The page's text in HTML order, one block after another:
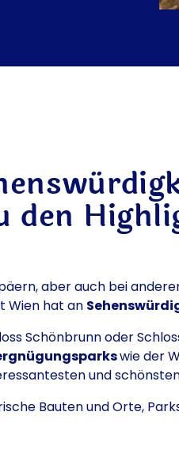
den
aber auch bei
Wien hat an
Schönbrunn oder
wie der
und
Bauten und Orte,